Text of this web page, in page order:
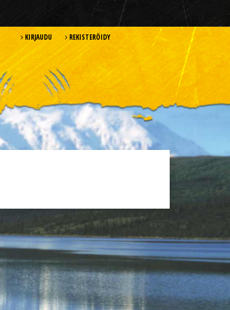
KIRJAUDU REKISTERÖIDY